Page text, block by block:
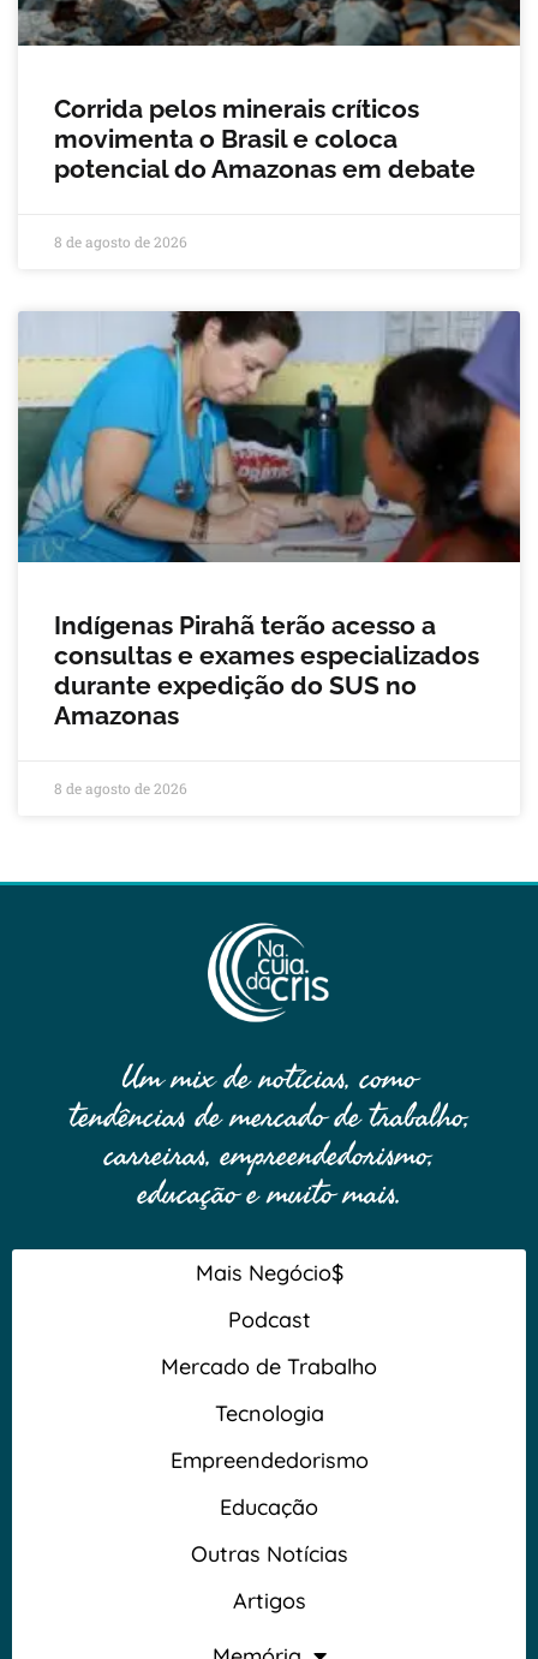
Corrida pelos minerais críticos
movimenta o Brasil e coloca
potencial do Amazonas em debate
8 de agosto de 2026
Indígenas Pirahã terão acesso a
consultas e exames especializados
durante expedição do SUS no
Amazonas
8 de agosto de 2026
Um mix de notícias, como
tendências de mercado de trabalho,
carreiras, empreendedorismo,
educação e muito mais.
Mais Negócio$
Podcast
Mercado de Trabalho
Tecnologia
Empreendedorismo
Educação
Outras Notícias
Artigos